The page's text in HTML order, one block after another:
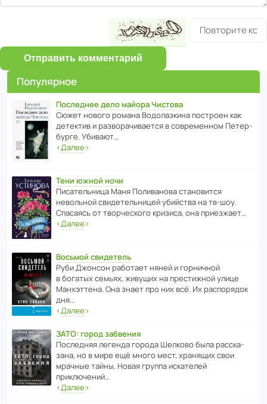
Отправить комментарий
Популярное
Последнее дело майора Чистова
Сюжет нового романа Водо­ла­з­кина пост­роен как
дете­ктив и разво­ра­чи­ва­ется в совре­менном Пете­р­
бурге. Убивают…
‹Далее›
Тени южной ночи
Писа­тель­ница Маня Поли­ва­нова стано­вится
невольной свиде­тель­ницей убийства на тв-шоу.
Спасаясь от твор­че­с­кого кризиса, она приезжает…
‹Далее›
Восьмой свидетель
Руби Джонсон рабо­тает няней и горни­чной
в богатых семьях, живущих на прес­ти­жной улице
Манх­эт­тена. Она знает про них всё. Их распо­рядок
дня…
‹Далее›
ЗАТО: город забвения
После­дняя легенда города Шелково была расска­
зана, но в мире ещё много мест, хранящих свои
мрачные тайны. Новая группа иска­телей
приключений…
‹Далее›